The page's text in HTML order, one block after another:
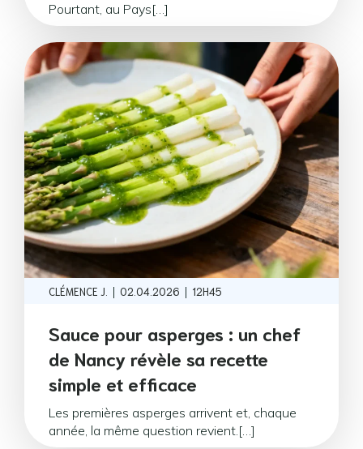
Pourtant, au Pays[…]
CLÉMENCE J. | 02.04.2026 | 12H45
Sauce pour asperges : un chef
de Nancy révèle sa recette
simple et efficace
Les premières asperges arrivent et, chaque
année, la même question revient.[…]